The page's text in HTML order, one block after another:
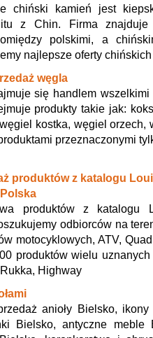
chiński kamień jest
z Chin. Firma
polskimi, a
najlepsze oferty
węgla
się handlem wszelkimi
produkty takie jak:
kostka, węgiel orzech,
przeznaczonymi
produktów z katalogu
produktów z katalogu
odbiorców na
motocyklowych, ATV,
produktów wielu
Highway
anioły Bielsko,
Bielsko, antyczne meble